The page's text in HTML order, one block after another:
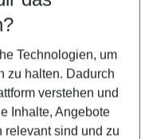
Technologien, um
zu halten. Dadurch
verstehen und
Inhalte, Angebote
relevant sind und zu